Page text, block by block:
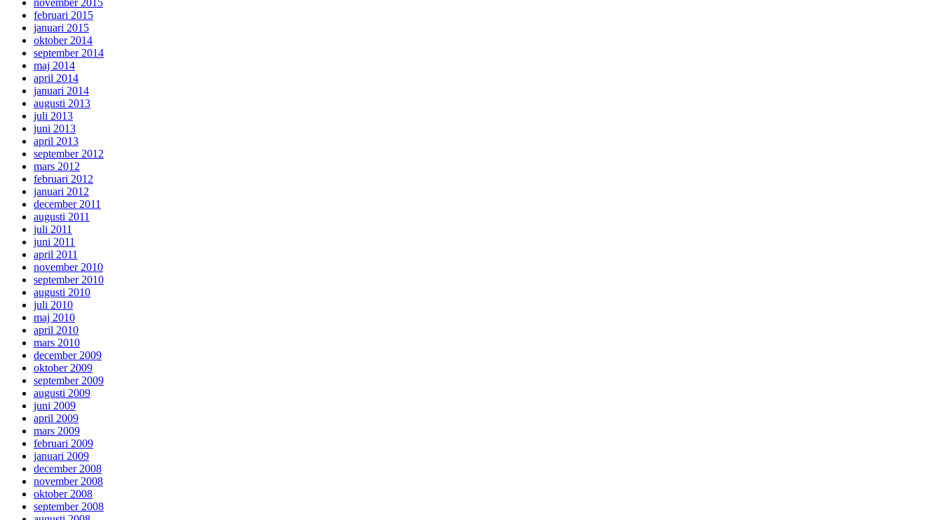
november 2015
februari 2015
januari 2015
oktober 2014
september 2014
maj 2014
april 2014
januari 2014
augusti 2013
juli 2013
juni 2013
april 2013
september 2012
mars 2012
februari 2012
januari 2012
december 2011
augusti 2011
juli 2011
juni 2011
april 2011
november 2010
september 2010
augusti 2010
juli 2010
maj 2010
april 2010
mars 2010
december 2009
oktober 2009
september 2009
augusti 2009
juni 2009
april 2009
mars 2009
februari 2009
januari 2009
december 2008
november 2008
oktober 2008
september 2008